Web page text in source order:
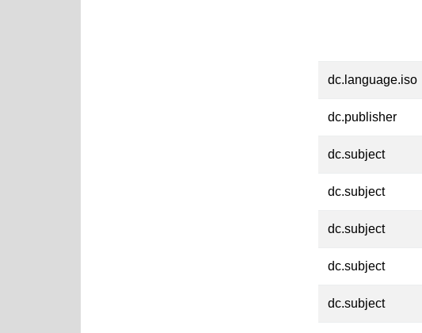
dc.language.iso
dc.publisher
dc.subject
dc.subject
dc.subject
dc.subject
dc.subject